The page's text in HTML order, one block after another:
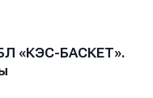
«КЭС-БАСКЕТ».